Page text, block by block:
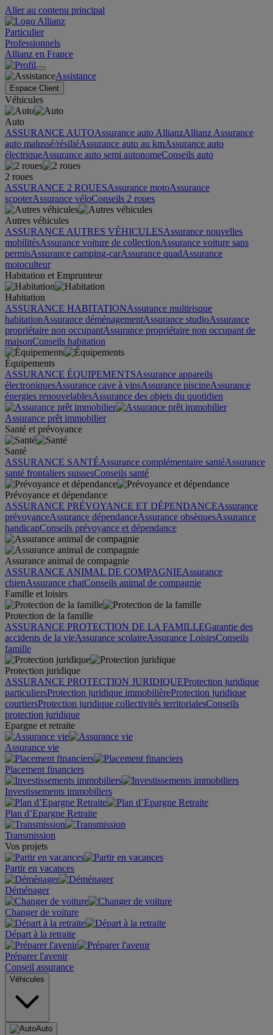
Aller au contenu principal
Particulier
Professionnels
Allianz en France
Assistance
Espace Client
Véhicules
Auto
ASSURANCE AUTOAssurance auto AllianzAllianz Assurance
auto malussé/résiliéAssurance auto au kmAssurance auto
électriqueAssurance auto semi autonomeConseils auto
2 roues
ASSURANCE 2 ROUESAssurance motoAssurance
scooterAssurance véloConseils 2 roues
Autres véhicules
ASSURANCE AUTRES VÉHICULESAssurance nouvelles
mobilitésAssurance voiture de collectionAssurance voiture sans
permisAssurance camping-carAssurance quadAssurance
motoculteur
Habitation et Emprunteur
Habitation
ASSURANCE HABITATIONAssurance multirisque
habitationAssurance déménagementAssurance studioAssurance
propriétaire non occupantAssurance propriétaire non occupant de
maisonConseils habitation
Équipements
ASSURANCE ÉQUIPEMENTSAssurance appareils
électroniquesAssurance cave à vinsAssurance piscineAssurance
énergies renouvelablesAssurance des objets du quotidien
Assurance prêt immobilier
Santé et prévoyance
Santé
ASSURANCE SANTÉAssurance complémentaire santéAssurance
santé frontaliers suissesConseils santé
Prévoyance et dépendance
ASSURANCE PRÉVOYANCE ET DÉPENDANCEAssurance
prévoyanceAssurance dépendanceAssurance obsèquesAssurance
handicapConseils prévoyance et dépendance
Assurance animal de compagnie
ASSURANCE ANIMAL DE COMPAGNIEAssurance
chienAssurance chatConseils animal de compagnie
Famille et loisirs
Protection de la famille
ASSURANCE PROTECTION DE LA FAMILLEGarantie des
accidents de la vieAssurance scolaireAssurance LoisirsConseils
famille
Protection juridique
ASSURANCE PROTECTION JURIDIQUEProtection juridique
particuliersProtection juridique immobilièreProtection juridique
courtiersProtection juridique collectivités territorialesConseils
protection juridique
Epargne et retraite
Assurance vie
Placement financiers
Investissements immobiliers
Plan d’Epargne Retraite
Transmission
Vos projets
Partir en vacances
Déménager
Changer de voiture
Départ à la retraite
Préparer l'avenir
Conseil assurance
Véhicules
Auto